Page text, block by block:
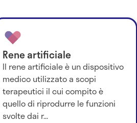
Rene artificiale
Il rene artificiale è un dispositivo
medico utilizzato a scopi
terapeutici il cui compito è
quello di riprodurre le funzioni
svolte dai r...